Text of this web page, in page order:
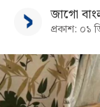
আর্কাইভ
কনভার্টার
জাগো
প্রকাশ: ০১